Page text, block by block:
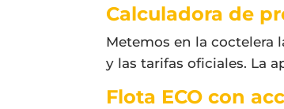
Calculadora de
Metemos en la coctelera
y las tarifas oficiales. La
Flota ECO con